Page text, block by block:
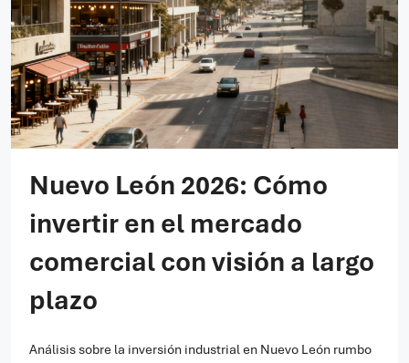
Nuevo León 2026: Cómo
invertir en el mercado
comercial con visión a largo
plazo
Análisis sobre la inversión industrial en Nuevo León rumbo